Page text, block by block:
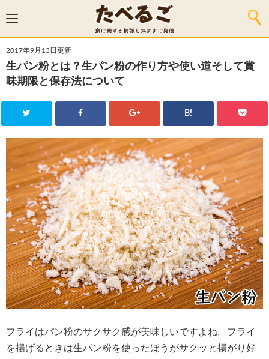
2017年9月13日更新
生パン粉とは？生パン粉の作り方や使い道そして賞
味期限と保存法について
B!
フライはパン粉のサクサク感が美味しいですよね。フライ
を揚げるときは生パン粉を使ったほうがサクッと揚がり好